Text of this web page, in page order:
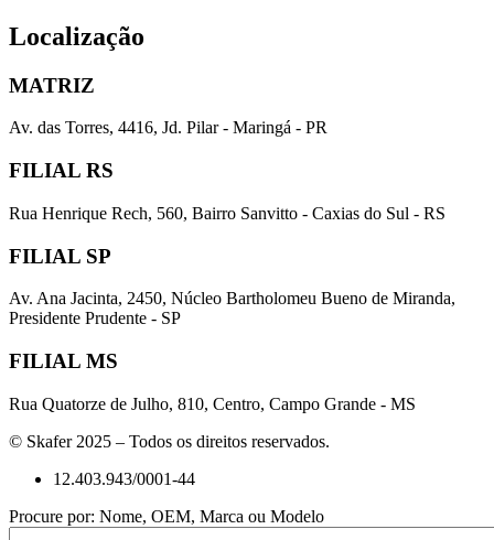
Localização
MATRIZ
Av. das Torres, 4416, Jd. Pilar - Maringá - PR
FILIAL RS
Rua Henrique Rech, 560, Bairro Sanvitto - Caxias do Sul - RS
FILIAL SP
Av. Ana Jacinta, 2450, Núcleo Bartholomeu Bueno de Miranda,
Presidente Prudente - SP
FILIAL MS
Rua Quatorze de Julho, 810, Centro, Campo Grande - MS
© Skafer 2025 – Todos os direitos reservados.
12.403.943/0001-44
Procure por: Nome, OEM, Marca ou Modelo